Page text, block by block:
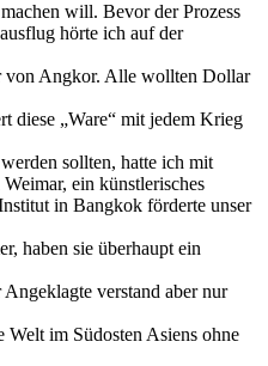
will. Bevor der Prozess
hörte ich auf der
von Angkor. Alle wollten Dollar
diese „Ware“ mit jedem Krieg
sollten, hatte ich mit
ein künstlerisches
in Bangkok förderte unser
haben sie überhaupt ein
verstand aber nur
im Südosten Asiens ohne